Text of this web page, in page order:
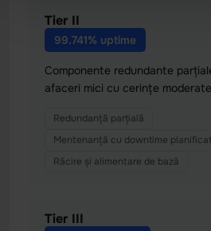
Tier II
99.741% uptime
Componente redundante
afaceri mici cu cerințe
Redundanță parțială
Mentenanță cu downtime planificat
Răcire și alimentare de bază
Tier III